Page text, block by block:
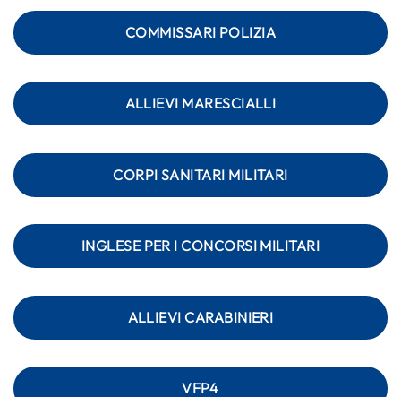
COMMISSARI POLIZIA
ALLIEVI MARESCIALLI
CORPI SANITARI MILITARI
INGLESE PER I CONCORSI MILITARI
ALLIEVI CARABINIERI
VFP4